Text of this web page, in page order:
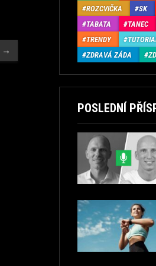
→
ROZCVIČKA
SK
TABATA
TANEC
TRENDY
ZDRAVÁ ZÁDA
POSLEDNÍ